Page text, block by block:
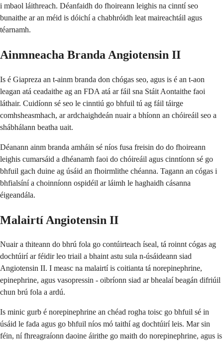
i mbaol láithreach. Déanfaidh do fhoireann leighis na cinntí seo
bunaithe ar an méid is dóichí a chabhróidh leat maireachtáil agus
téarnamh.
Ainmneacha Branda Angiotensin II
Is é Giapreza an t-ainm branda don chógas seo, agus is é an t-aon
leagan atá ceadaithe ag an FDA atá ar fáil sna Stáit Aontaithe faoi
láthair. Cuidíonn sé seo le cinntiú go bhfuil tú ag fáil táirge
comhsheasmhach, ar ardchaighdeán nuair a bhíonn an chóireáil seo a
shábhálann beatha uait.
Déanann ainm branda amháin sé níos fusa freisin do do fhoireann
leighis cumarsáid a dhéanamh faoi do chóireáil agus cinntíonn sé go
bhfuil gach duine ag úsáid an fhoirmlithe chéanna. Tagann an cógas i
bhfialsíní a choinníonn ospidéil ar láimh le haghaidh cásanna
éigeandála.
Malairtí Angiotensin II
Nuair a thiteann do bhrú fola go contúirteach íseal, tá roinnt cógas ag
dochtúirí ar féidir leo triail a bhaint astu sula n-úsáideann siad
Angiotensin II. I measc na malairtí is coitianta tá norepinephrine,
epinephrine, agus vasopressin - oibríonn siad ar bhealaí beagán difriúil
chun brú fola a ardú.
Is minic gurb é norepinephrine an chéad rogha toisc go bhfuil sé in
úsáid le fada agus go bhfuil níos mó taithí ag dochtúirí leis. Mar sin
féin, ní fhreagraíonn daoine áirithe go maith do norepinephrine, agus is